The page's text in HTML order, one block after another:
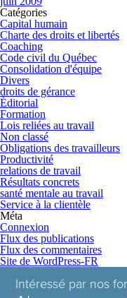
Catégories
Capital humain
Charte des droits et libertés
Coaching
Code civil du Québec
Consolidation d'équipe
Divers
droits de gérance
Éditorial
Formation
Lois reliées au travail
Non classé
Obligations des travailleurs
Productivité
relations de travail
Résultats concrets
santé mentale au travail
Service à la clientèle
Méta
Connexion
Flux des publications
Flux des commentaires
Site de WordPress-FR
Intéressé par nos